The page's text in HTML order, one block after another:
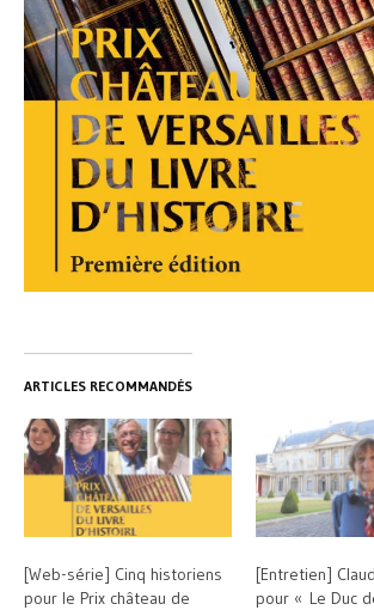
ARTICLES RECOMMANDÉS
[Web-série] Cinq historiens
pour le Prix château de
[Entretien]
pour « Le Duc